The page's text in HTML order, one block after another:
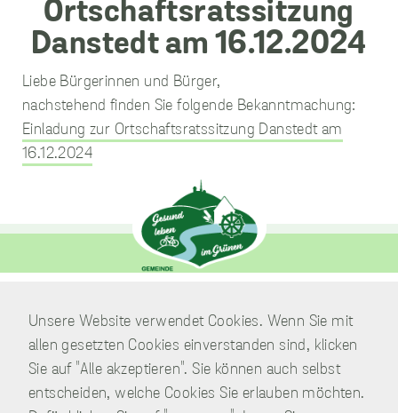
Liebe Bürgerinnen und Bürger,
nachstehend finden Sie folgende Bekanntmachung:
Einladung zur Ortschaftsratssitzung Danstedt am
16.12.2024
Verwaltung
Am Park 7
38871 Nordharz / OT Wasserleben
Telefon:039451.600 0
Unsere Website verwendet Cookies. Wenn Sie mit
allen gesetzten Cookies einverstanden sind, klicken
Sie auf "Alle akzeptieren". Sie können auch selbst
entscheiden, welche Cookies Sie erlauben möchten.
unverzichtbare
Cookies
Diese Cookies
sind
grundlegende
und sichere
Funktionen
unserer Website
zur Verfügung
eingesetzt, um
über Sie für
andere Zwecke
oder Analysen zu